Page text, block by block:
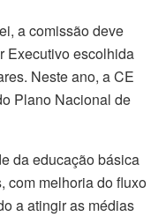
a comissão deve
Executivo escolhida
Neste ano, a CE
Plano Nacional de
da educação básica
com melhoria do fluxo
a atingir as médias